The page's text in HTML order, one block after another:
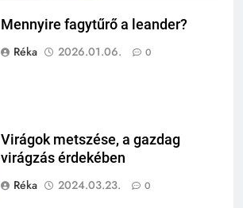
Mennyire fagytűrő a leander?
Réka
2026.01.06. 0
Virágok metszése, a gazdag
virágzás érdekében
Réka
2024.03.23. 0